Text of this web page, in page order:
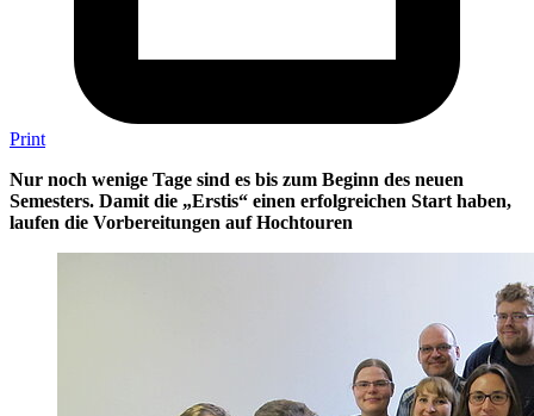
Print
Nur noch wenige Tage sind es bis zum Beginn des neuen
Semesters. Damit die „Erstis“ einen erfolgreichen Start haben,
laufen die Vorbereitungen auf Hochtouren